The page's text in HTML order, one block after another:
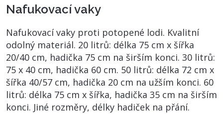
Nafukovací vaky
Nafukovací vaky proti potopené lodi. Kvalitní
odolný materiál. 20 litrů: délka 75 cm x šířka
20/40 cm, hadička 75 cm na širším konci. 30 litrů:
75 x 40 cm, hadička 60 cm. 50 litrů: délka 72 cm x
šířka 40/57 cm, hadička 20 cm na užším konci. 60
litrů: délka 75 cm x šířka, hadička 35 cm na širším
konci. Jiné rozměry, délky hadiček na přání.